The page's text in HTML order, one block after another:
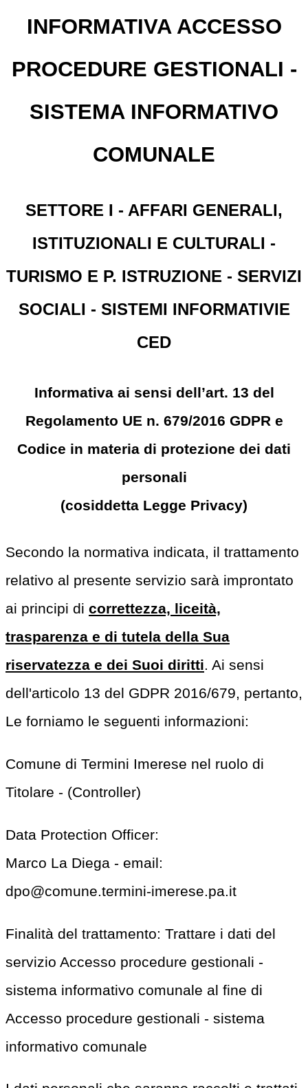
INFORMATIVA ACCESSO
PROCEDURE GESTIONALI -
SISTEMA INFORMATIVO
COMUNALE
SETTORE I - AFFARI GENERALI,
ISTITUZIONALI E CULTURALI -
TURISMO E P. ISTRUZIONE - SERVIZI
SOCIALI - SISTEMI INFORMATIVIE
CED
Informativa ai sensi dell’art. 13 del
Regolamento UE n. 679/2016 GDPR e
Codice in materia di protezione dei dati
personali
(cosiddetta Legge Privacy)
Secondo la normativa indicata, il trattamento
relativo al presente servizio sarà improntato
ai principi di correttezza, liceità,
trasparenza e di tutela della Sua
riservatezza e dei Suoi diritti. Ai sensi
dell'articolo 13 del GDPR 2016/679, pertanto,
Le forniamo le seguenti informazioni:
Comune di Termini Imerese nel ruolo di
Titolare - (Controller)
Data Protection Officer:
Marco La Diega - email:
dpo@comune.termini-imerese.pa.it
Finalità del trattamento: Trattare i dati del
servizio Accesso procedure gestionali -
sistema informativo comunale al fine di
Accesso procedure gestionali - sistema
informativo comunale